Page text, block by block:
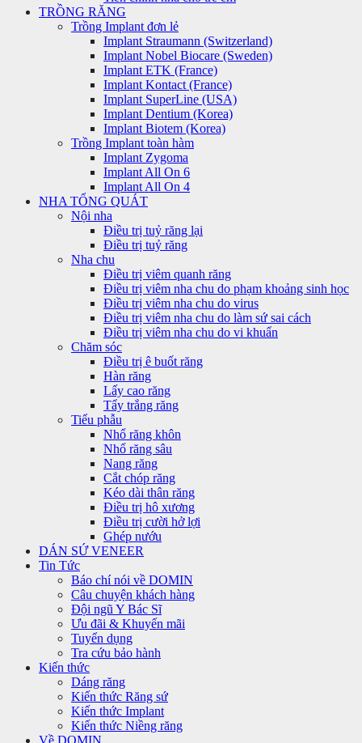
TRỒNG RĂNG
Trồng Implant đơn lẻ
Implant Straumann (Switzerland)
Implant Nobel Biocare (Sweden)
Implant ETK (France)
Implant Kontact (France)
Implant SuperLine (USA)
Implant Dentium (Korea)
Implant Biotem (Korea)
Trồng Implant toàn hàm
Implant Zygoma
Implant All On 6
Implant All On 4
NHA TỔNG QUÁT
Nội nha
Điều trị tuỷ răng lại
Điều trị tuỷ răng
Nha chu
Điều trị viêm quanh răng
Điều trị viêm nha chu do phạm khoảng sinh học
Điều trị viêm nha chu do virus
Điều trị viêm nha chu do làm sứ sai cách
Điều trị viêm nha chu do vi khuẩn
Chăm sóc
Điều trị ê buốt răng
Hàn răng
Lấy cao răng
Tẩy trắng răng
Tiểu phẫu
Nhổ răng khôn
Nhổ răng sâu
Nang răng
Cắt chóp răng
Kéo dài thân răng
Điều trị hô xương
Điều trị cười hở lợi
Ghép nướu
DÁN SỨ VENEER
Tin Tức
Báo chí nói về DOMIN
Câu chuyện khách hàng
Đội ngũ Y Bác Sĩ
Ưu đãi & Khuyến mãi
Tuyển dụng
Tra cứu bảo hành
Kiến thức
Dáng răng
Kiến thức Răng sứ
Kiến thức Implant
Kiến thức Niềng răng